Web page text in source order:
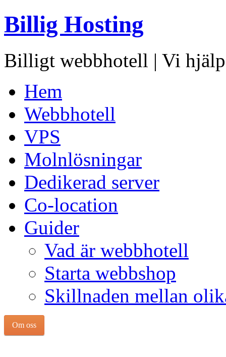
Billig Hosting
Billigt webbhotell | Vi
Hem
Webbhotell
VPS
Molnlösningar
Dedikerad server
Co-location
Guider
Vad är webbhotell
Starta webbshop
Skillnaden mellan
Om oss